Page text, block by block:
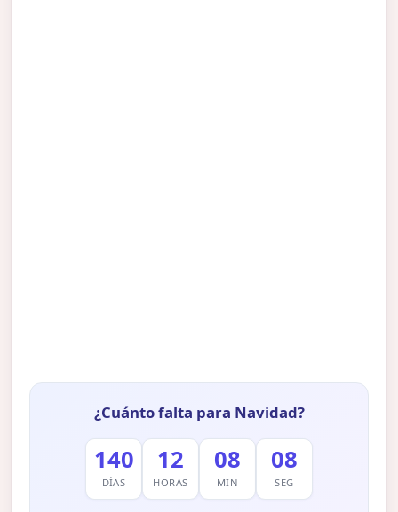
¿Cuánto falta para Navidad?
140
DÍAS
12
HORAS
08
MIN
07
SEG